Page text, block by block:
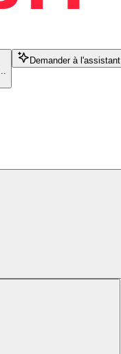
Demander à l'assistant